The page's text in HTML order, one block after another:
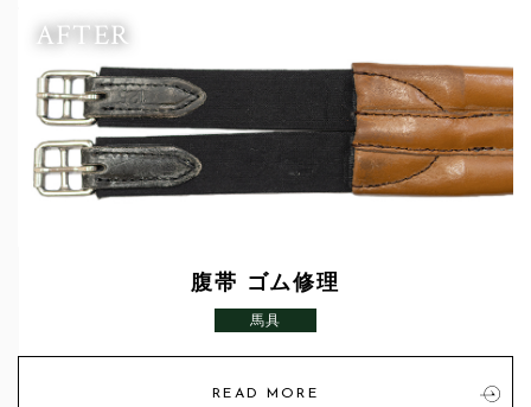
AFTER
腹帯 ゴム修理
馬具
READ MORE